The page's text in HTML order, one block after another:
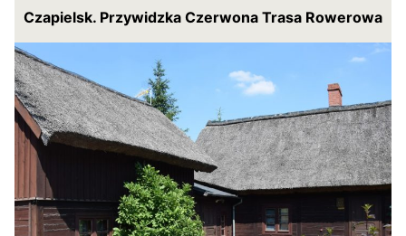
Czapielsk. Przywidzka Czerwona Trasa Rowerowa